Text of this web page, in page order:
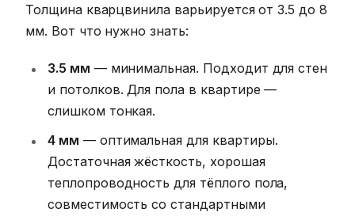
Толщина кварцвинила варьируется от 3.5 до 8
мм. Вот что нужно знать:
3.5 мм — минимальная. Подходит для стен
и потолков. Для пола в квартире —
слишком тонкая.
4 мм — оптимальная для квартиры.
Достаточная жёсткость, хорошая
теплопроводность для тёплого пола,
совместимость со стандартными